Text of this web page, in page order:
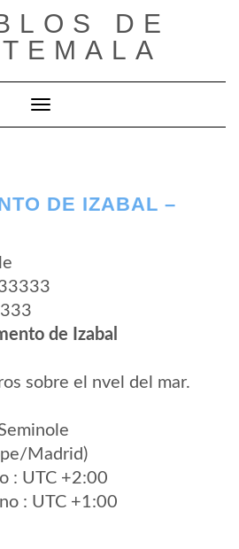
DE
Cambiar modo de navegación
DE IZABAL –
de Izabal
sobre el nvel del mar.
Madrid)
: UTC +2:00
: UTC +1:00